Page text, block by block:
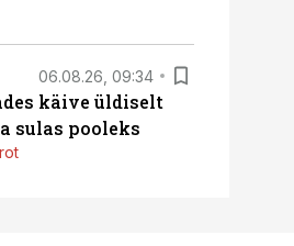
06.08.26, 09:34
käive üldiselt
sulas pooleks